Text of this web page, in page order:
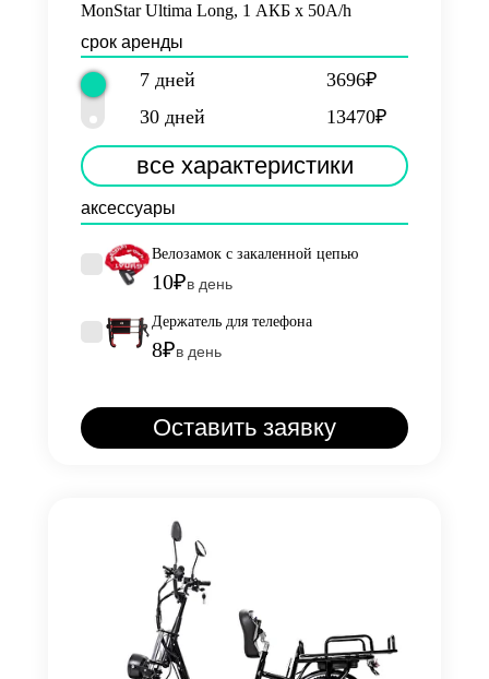
MonStar Ultima Long, 1 АКБ х 50A/h
срок аренды
7 дней
30 дней
3696₽
13470₽
все характеристики
аксессуары
Велозамок с закаленной цепью
10₽в день
Держатель для телефона
8₽в день
Оставить заявку